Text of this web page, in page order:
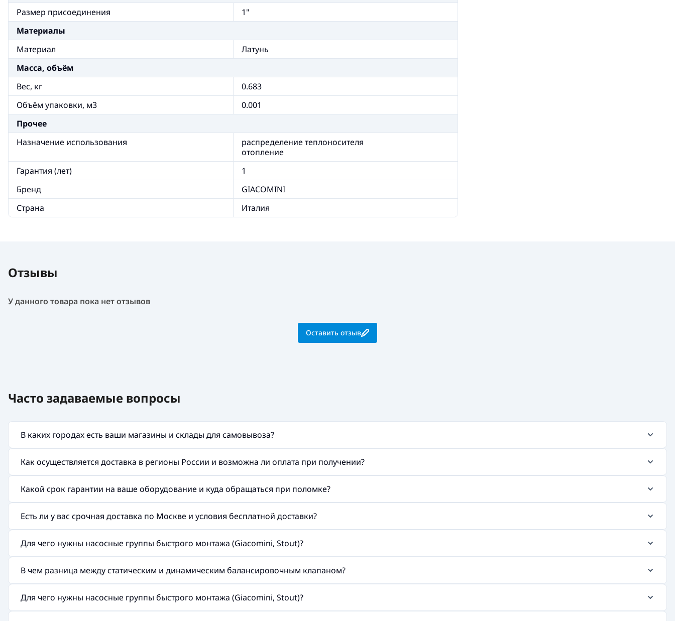
Размер присоединения
1"
Материалы
Материал
Латунь
Масса, объём
Вес, кг
0.683
Объём упаковки, м3
0.001
Прочее
Назначение использования
распределение теплоносителя
отопление
Гарантия (лет)
1
Бренд
GIACOMINI
Страна
Италия
Отзывы
У данного товара пока нет отзывов
Оставить отзыв
Часто задаваемые вопросы
В каких городах есть ваши магазины и склады для самовывоза?
Как осуществляется доставка в регионы России и возможна ли оплата при получении?
Какой срок гарантии на ваше оборудование и куда обращаться при поломке?
Есть ли у вас срочная доставка по Москве и условия бесплатной доставки?
Для чего нужны насосные группы быстрого монтажа (Giacomini, Stout)?
В чем разница между статическим и динамическим балансировочным клапаном?
Для чего нужны насосные группы быстрого монтажа (Giacomini, Stout)?